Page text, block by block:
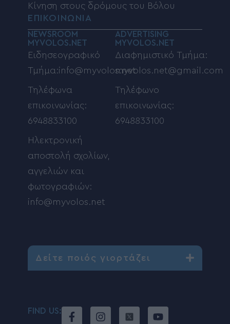
Κίνηση στους δρόμους του Βόλου
ΕΠΙΚΟΙΝΩΝΙΑ
NEWSROOM
MYVOLOS.NET
Ειδησεογραφικό
Τμήμα:info@myvolos.net
Τηλέφωνα
επικοινωνίας:
6948833100
Ηλεκτρονική
αποστολή σχολίων,
αγγελιών και
φωτογραφιών:
info@myvolos.net
ADVERTISING
MYVOLOS.NET
Διαφημιστικό Τμήμα:
myvolos.net@gmail.com
Τηλέφωνο
επικοινωνίας:
6948833100
Δείτε ποιός γιορτάζει
FIND US: